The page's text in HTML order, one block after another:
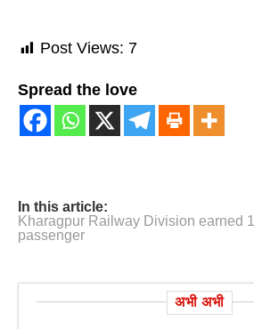
Post Views: 7
Spread the love
In this article:
Kharagpur Railway Division earned
passenger
अभी अभी